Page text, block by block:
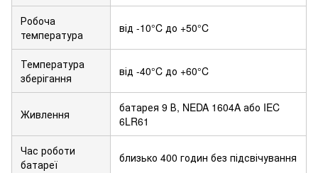
Робоча
температура
від -10°C до +50°C
Температура
зберігання
від -40°C до +60°C
Живлення
батарея 9 В, NEDA 1604A або IEC
6LR61
Час роботи
батареї
близько 400 годин без підсвічування